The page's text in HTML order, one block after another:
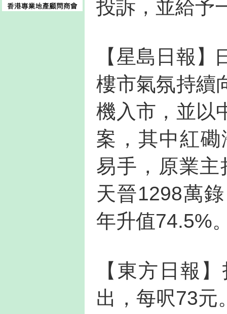
投訴，並給予
【星島日報
樓市氣氛持續
機入市，並以
案，其中紅
易手，原業
天晉1298萬
年升值74.5%
【東方日報
出，每呎73元